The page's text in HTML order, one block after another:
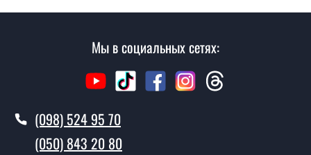
Сколько стоит установка дверей
Как быстро можете установить двери
В тот же день в течении нескольких часов, при
условии наличия их на складе, либо на следующий
Мы в социальных сетях:
(098) 524 95 70
(050) 843 20 80